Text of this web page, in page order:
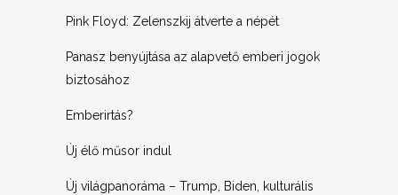
Pink Floyd: Zelenszkij átverte a népét
Panasz benyújtása az alapvető emberi jogok
biztosához
Emberirtás?
Új élő műsor indul
Új világpanoráma – Trump, Biden, kulturális